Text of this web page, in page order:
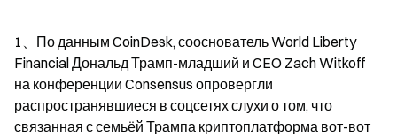
1、По данным CoinDesk, сооснователь World Liberty
Financial Дональд Трамп-младший и CEO Zach Witkoff
на конференции Consensus опровергли
распространявшиеся в соцсетях слухи о том, что
связанная с семьёй Трампа криптоплатформа вот-вот